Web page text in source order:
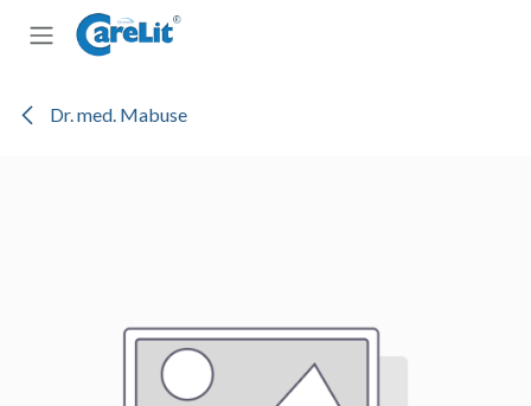
Zum Inhalt springen
Dr. med. Mabuse